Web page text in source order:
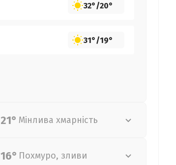
32°/20°
31°/19°
21° Мінлива хмарність
16° Похмуро, зливи